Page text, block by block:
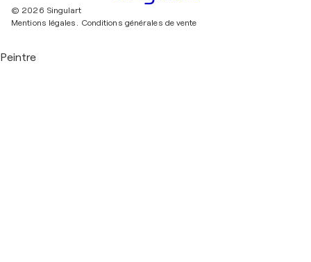
© 2026 Singulart
Mentions légales.
Conditions générales de vente
Peintre